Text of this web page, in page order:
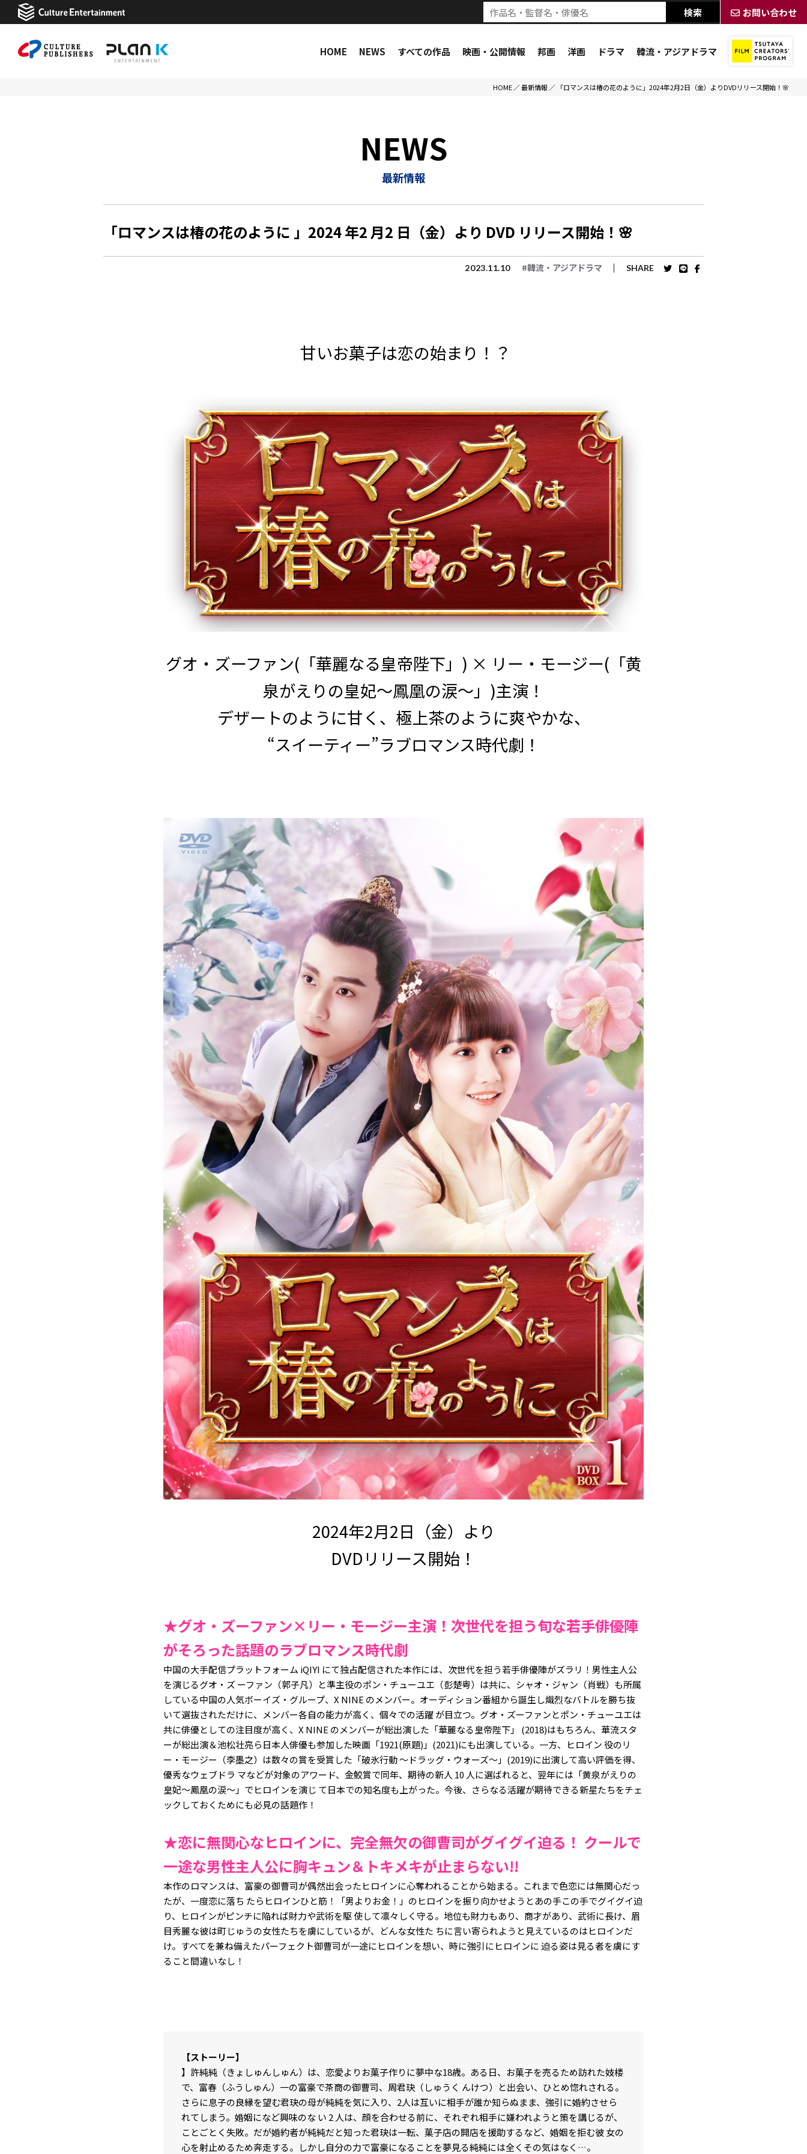
お問い合わせ
HOME NEWS すべての作品 映画・公開情報 邦画 洋画 ドラマ 韓流・アジアドラマ
HOME ／最新情報 ／ 「ロマンスは椿の花のように」2024年2月2日（金）よりDVDリリース開始！🌸
NEWS
最新情報
「ロマンスは椿の花のように 」2024 年2 月2 日（金）より DVD リリース開始！🌸
2023.11.10 #韓流・アジアドラマ SHARE
甘いお菓子は恋の始まり！？
グオ・ズーファン(「華麗なる皇帝陛下」) × リー・モージー(「黄
泉がえりの皇妃～鳳凰の涙～」)主演！
デザートのように甘く、極上茶のように爽やかな、
“スイーティー”ラブロマンス時代劇！
2024年2月2日（金）より
DVDリリース開始！
★グオ・ズーファン×リー・モージー主演！次世代を担う旬な若手俳優陣
がそろった話題のラブロマンス時代劇
中国の大手配信プラットフォーム iQIYI にて独占配信された本作には、次世代を担う若手俳優陣がズラリ！男性主人公
を演じるグオ・ズ ーファン（郭子凡）と準主役のポン・チューユエ（彭楚粤）は共に、シャオ・ジャン（肖戦）も所属
している中国の人気ボーイズ・グループ、X NINE のメンバー。オーディション番組から誕生し熾烈なバトルを勝ち抜
いて選抜されただけに、メンバー各自の能力が高く、個々での活躍 が目立つ。グオ・ズーファンとポン・チューユエは
共に俳優としての注目度が高く、X NINE のメンバーが総出演した「華麗なる皇帝陛下」 (2018)はもちろん、華流スタ
ーが総出演＆池松壮亮ら日本人俳優も参加した映画「1921(原題)」(2021)にも出演している。一方、ヒロイン 役のリ
ー・モージー（李墨之）は数々の賞を受賞した「破氷行動 ～ドラッグ・ウォーズ～」(2019)に出演して高い評価を得、
優秀なウェブドラ マなどが対象のアワード、金鮫賞で同年、期待の新人 10 人に選ばれると、翌年には「黄泉がえりの
皇妃〜鳳凰の涙〜」でヒロインを演じ て日本での知名度も上がった。今後、さらなる活躍が期待できる新星たちをチェ
ックしておくためにも必見の話題作！
★恋に無関心なヒロインに、完全無欠の御曹司がグイグイ迫る！ クールで
一途な男性主人公に胸キュン＆トキメキが止まらない!!
本作のロマンスは、富豪の御曹司が偶然出会ったヒロインに心奪われることから始まる。これまで色恋には無関心だっ
たが、一度恋に落ち たらヒロインひと筋！「男よりお金！」のヒロインを振り向かせようとあの手この手でグイグイ迫
り、ヒロインがピンチに陥れば財力や武術を駆 使して凛々しく守る。地位も財力もあり、商才があり、武術に長け、眉
目秀麗な彼は町じゅうの女性たちを虜にしているが、どんな女性た ちに言い寄られようと見えているのはヒロインだ
け。すべてを兼ね備えたパーフェクト御曹司が一途にヒロインを想い、時に強引にヒロインに 迫る姿は見る者を虜にす
ること間違いなし！
【ストーリー】
】許純純（きょしゅんしゅん）は、恋愛よりお菓子作りに夢中な18歳。ある日、お菓子を売るため訪れた妓楼
で、富春（ふうしゅん）一の富豪で茶商の御曹司、周君玦（しゅうく んけつ）と出会い、ひとめ惚れされる。
さらに息子の良縁を望む君玦の母が純純を気に入り、2人は互いに相手が誰か知らぬまま、強引に婚約させら
れてしまう。婚姻になど興味のな い 2 人は、顔を合わせる前に、それぞれ相手に嫌われようと策を講じるが、
ことごとく失敗。だが婚約者が純純だと知った君玦は一転、菓子店の開店を援助するなど、婚姻を拒む彼 女の
心を射止めるため奔走する。しかし自分の力で富豪になることを夢見る純純には全くその気はなく…。